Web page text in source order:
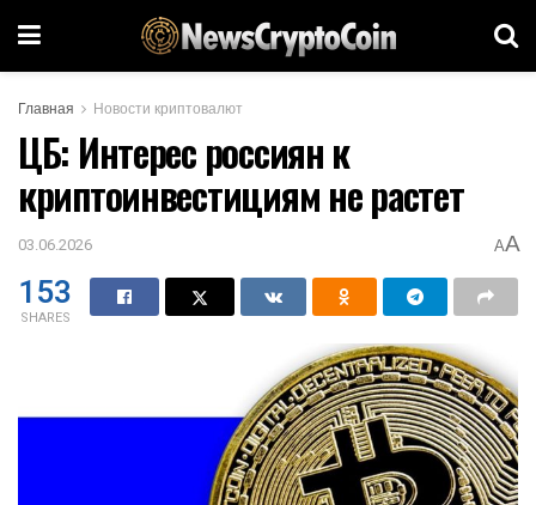
Главная Новости криптовалют
ЦБ: Интерес россиян к
криптоинвестициям не растет
03.06.2026 AA
153
SHARES